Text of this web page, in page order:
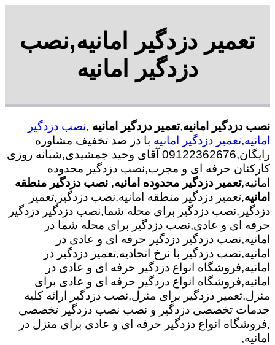
تعمیر دزدگیر امانیه,نصب
دزدگیر امانیه
نصب دزدگیر امانیه,تعمیر دزدگیر امانیه ,نصب دزدگیر
امانیه,تعمیر دزدگیر امانیه با در صد تخفیف مشاوره
رایگان,09122362676 آقای وحید جمشیدی,شبانه روزی
کارکنان حرفه ای و مجرب,نصب دزدگیر محدوده
امانیه,تعمیر دزدگیر محدوده امانیه, نصب دزدگیر منطقه
امانیه,تعمیر دزدگیر منطقه امانیه,نصب دزدگیر,تعمیر
دزدگیر,نصب دزدگیر برای محله شما,نصب دزدگیر دزدگیر
حرفه ای و عادی,نصب دزدگیر برای محله شما در
امانیه,نصب دزدگیر دزدگیر حرفه ای و عادی در
امانیه,نصب دزدگیر با نرخ اتحادیه,تعمیر دزدگیر در
امانیه,فروشگاه انواع دزدگیر حرفه ای و عادی در
امانیه,فروشگاه انواع دزدگیر حرفه ای و عادی برای
منزل,تعمیر دزدگیر برای منزل,نصب دزدگیر ارائه کلیه
خدمات تخصصی دزدگیر و نصب نصب دزدگیر تخصصی
,فروشگاه انواع دزدگیر حرفه ای و عادی برای منزل در
امانیه,